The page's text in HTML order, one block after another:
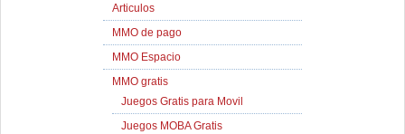
Articulos
MMO de pago
MMO Espacio
MMO gratis
Juegos Gratis para Movil
Juegos MOBA Gratis